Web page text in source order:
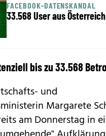
FACEBOOK-DATENSKANDAL
33.568 User aus
bis zu 33.568
und
Margarete
am Donnerstag in